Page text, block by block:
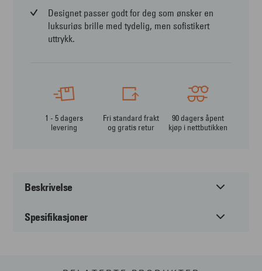
Designet passer godt for deg som ønsker en
luksuriøs brille med tydelig, men sofistikert
uttrykk.
1 - 5 dagers
levering
Fri standard frakt
og gratis retur
90 dagers åpent
kjøp i nettbutikken
Beskrivelse
Ralph Lauren RL5135 er en eksklusiv cateye med
kombinerer en markant cateye‑form med det tidløse,
Spesifikasjoner